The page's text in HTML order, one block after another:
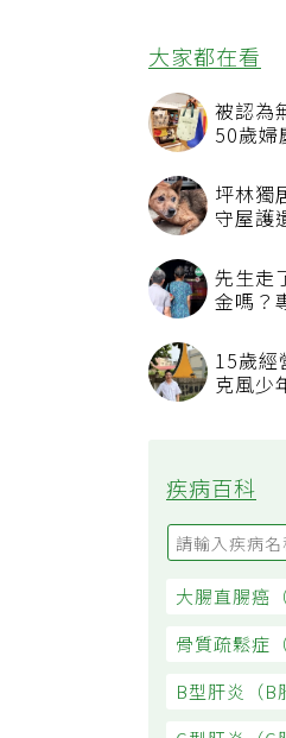
大家都在看
被認為
50歲婦
坪林獨
守屋護
先生走
金嗎？
15歲經
克風少
疾病百科
大腸直腸癌
骨質疏鬆症
B型肝炎（B